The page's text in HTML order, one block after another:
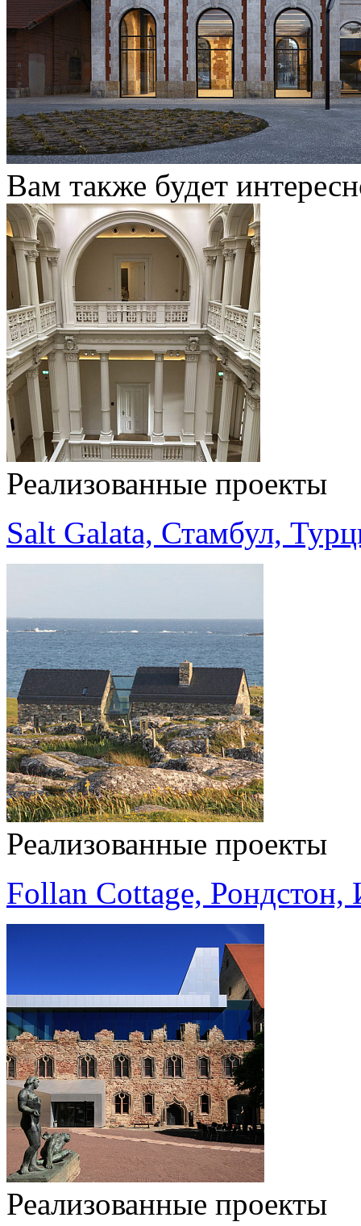
Вам также будет
Реализованные проекты
Salt Galata, Стамбул,
Реализованные проекты
Follan Cottage, Рондстон,
Реализованные проекты